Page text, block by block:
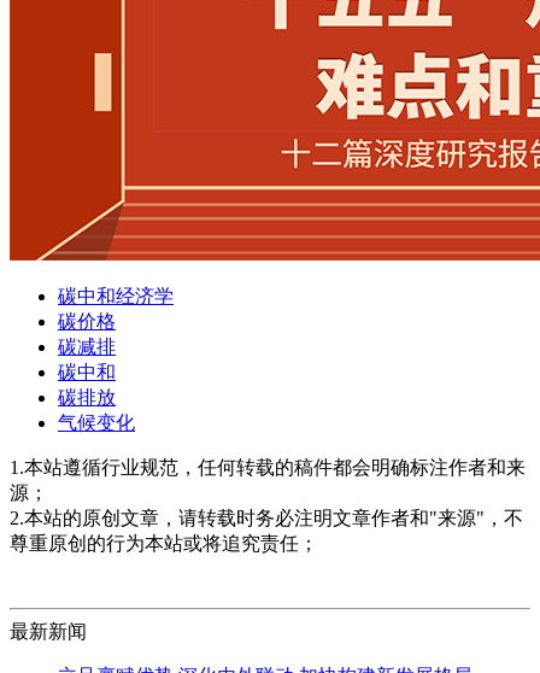
碳中和经济学
碳价格
碳减排
碳中和
碳排放
气候变化
1.本站遵循行业规范，任何转载的稿件都会明确标注作者和来
源；
2.本站的原创文章，请转载时务必注明文章作者和"来源"，不
尊重原创的行为本站或将追究责任；
最新新闻